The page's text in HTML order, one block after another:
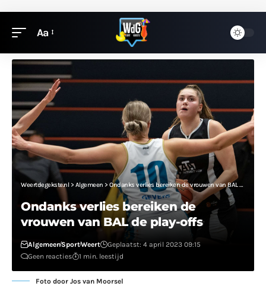
Aa
Weertdegekste.nl> Algemeen > Ondanks verlies bereiken de vrouwen van BAL de play-offs
Ondanks verlies bereiken de
vrouwen van BAL de play-offs
AlgemeenSportWeert
Geplaatst: 4 april 2023 09:15
Geen reacties
1 min. leestijd
Foto door Jos van Moorsel